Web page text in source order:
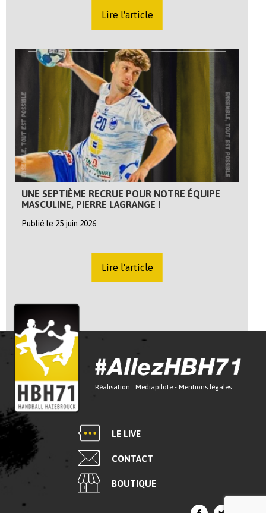
Lire l'article
UNE SEPTIÈME RECRUE POUR NOTRE ÉQUIPE
MASCULINE, PIERRE LAGRANGE !
Publié le 25 juin 2026
Lire l'article
Réalisation : Mediapilote - Mentions légales
LE LIVE
CONTACT
BOUTIQUE